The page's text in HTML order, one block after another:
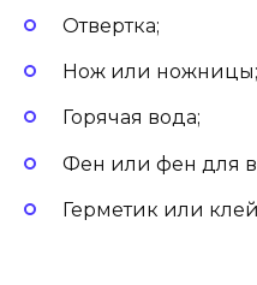
Отвертка;
Нож или ножницы;
Горячая вода;
Фен или фен для
Герметик или